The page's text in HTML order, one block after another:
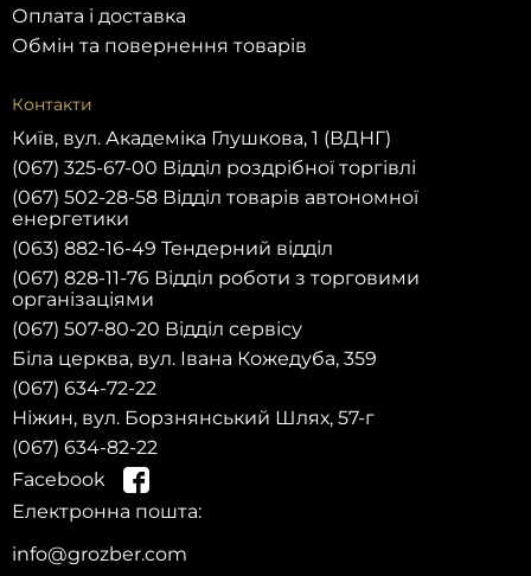
Оплата і доставка
Обмін та повернення товарів
Контакти
Київ, вул. Академіка Глушкова, 1 (ВДНГ)
(067) 325-67-00 Відділ роздрібної торгівлі
(067) 502-28-58 Відділ товарів автономної
енергетики
(063) 882-16-49 Тендерний відділ
(067) 828-11-76 Відділ роботи з торговими
організаціями
(067) 507-80-20 Відділ сервісу
Біла церква, вул. Івана Кожедуба, 359
(067) 634-72-22
Ніжин, вул. Борзнянський Шлях, 57-г
(067) 634-82-22
Facebook
Електронна пошта:
info@grozber.com